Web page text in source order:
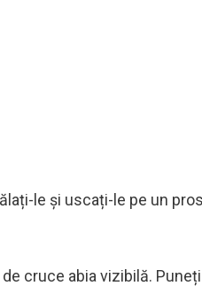
le și uscați-le pe un
cruce abia vizibilă.